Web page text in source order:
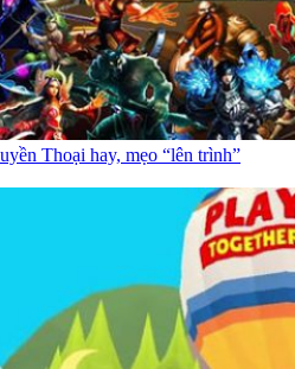
Thoại hay, mẹo “lên trình”